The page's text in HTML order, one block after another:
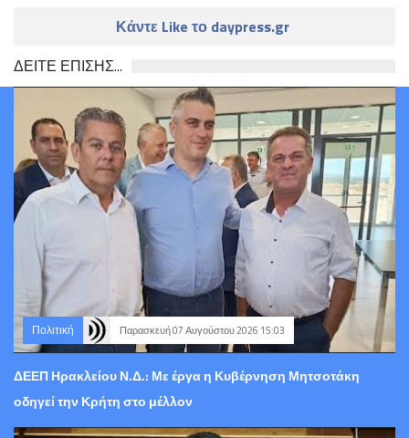
Κάντε Like το daypress.gr
ΔΕΙΤΕ ΕΠΙΣΗΣ...
Πολιτική Παρασκευή 07 Αυγούστου 2026 15:03
ΔΕΕΠ Ηρακλείου Ν.Δ.: Με έργα η Κυβέρνηση Μητσοτάκη
οδηγεί την Κρήτη στο μέλλον